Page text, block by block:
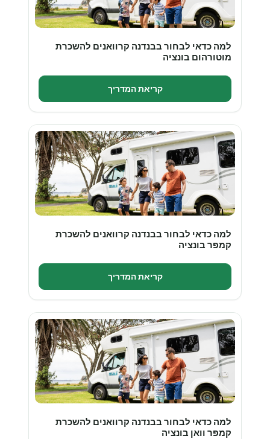
למה כדאי לבחור בבנדנה קרוואנים להשכרת
מוטורהום בונציה
קריאת המדריך
למה כדאי לבחור בבנדנה קרוואנים להשכרת
קמפר בונציה
קריאת המדריך
למה כדאי לבחור בבנדנה קרוואנים להשכרת
קמפר וואן בונציה